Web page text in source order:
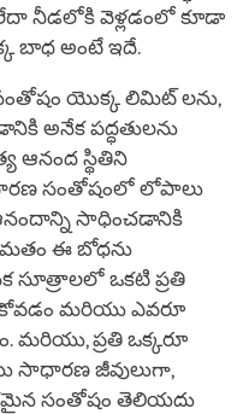
నీడలోకి వెళ్లడంలో కూడా
బాధ అంటే ఇదే.
యొక్క లిమిట్ లను,
అనేక పద్ధతులను
ఆనంద స్థితిని
సంతోషంలో లోపాలు
సాధించడానికి
ఈ బోధను
సూత్రాలలో ఒకటి ప్రతి
మరియు ఎవరూ
మరియు, ప్రతి ఒక్కరూ
సాధారణ జీవులుగా,
సంతోషం తెలియదు